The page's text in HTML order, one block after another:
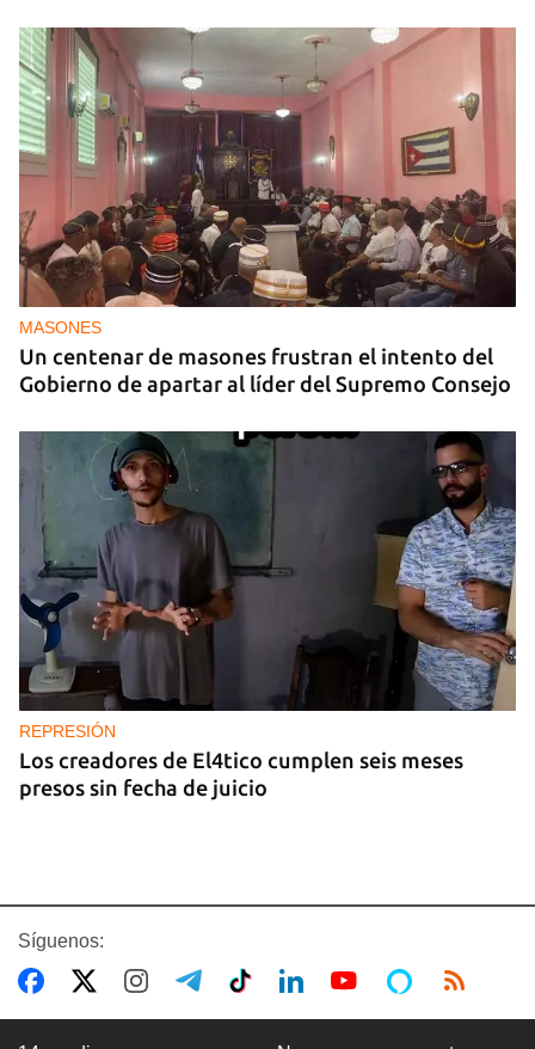
MASONES
Un centenar de masones frustran el intento del
Gobierno de apartar al líder del Supremo Consejo
REPRESIÓN
Los creadores de El4tico cumplen seis meses
presos sin fecha de juicio
Síguenos: